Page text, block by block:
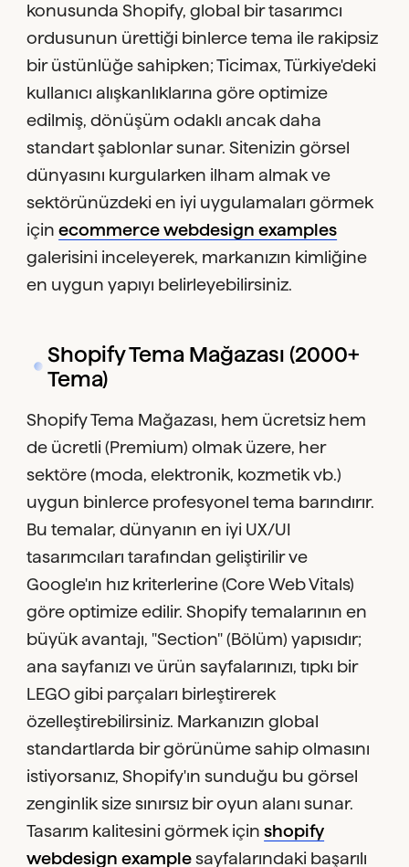
konusunda Shopify, global bir tasarımcı
ordusunun ürettiği binlerce tema ile rakipsiz
bir üstünlüğe sahipken; Ticimax, Türkiye'deki
kullanıcı alışkanlıklarına göre optimize
edilmiş, dönüşüm odaklı ancak daha
standart şablonlar sunar. Sitenizin görsel
dünyasını kurgularken ilham almak ve
sektörünüzdeki en iyi uygulamaları görmek
içinecommerce webdesign examples
galerisini inceleyerek, markanızın kimliğine
en uygun yapıyı belirleyebilirsiniz.
Shopify Tema Mağazası (2000+
Tema)
Shopify Tema Mağazası, hem ücretsiz hem
de ücretli (Premium) olmak üzere, her
sektöre (moda, elektronik, kozmetik vb.)
uygun binlerce profesyonel tema barındırır.
Bu temalar, dünyanın en iyi UX/UI
tasarımcıları tarafından geliştirilir ve
Google'ın hız kriterlerine (Core Web Vitals)
göre optimize edilir. Shopify temalarının en
büyük avantajı, "Section" (Bölüm) yapısıdır;
ana sayfanızı ve ürün sayfalarınızı, tıpkı bir
LEGO gibi parçaları birleştirerek
özelleştirebilirsiniz. Markanızın global
standartlarda bir görünüme sahip olmasını
istiyorsanız, Shopify'ın sunduğu bu görsel
zenginlik size sınırsız bir oyun alanı sunar.
Tasarım kalitesini görmek içinshopify
webdesign example sayfalarındaki başarılı